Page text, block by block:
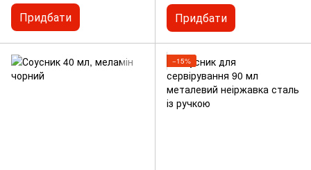
Придбати Придбати
−15%